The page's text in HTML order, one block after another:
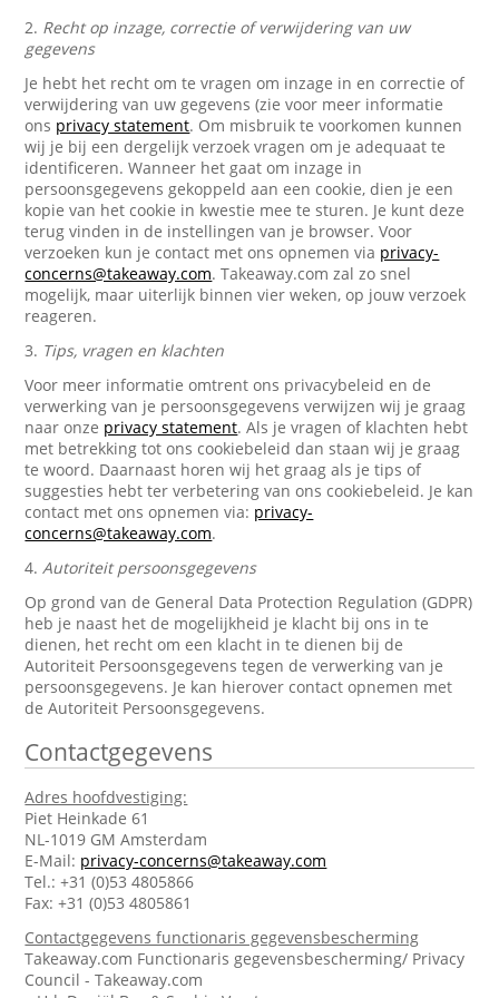
2. Recht op inzage, correctie of verwijdering van uw
gegevens
Je hebt het recht om te vragen om inzage in en correctie of
verwijdering van uw gegevens (zie voor meer informatie
ons privacy statement. Om misbruik te voorkomen kunnen
wij je bij een dergelijk verzoek vragen om je adequaat te
identificeren. Wanneer het gaat om inzage in
persoonsgegevens gekoppeld aan een cookie, dien je een
kopie van het cookie in kwestie mee te sturen. Je kunt deze
terug vinden in de instellingen van je browser. Voor
verzoeken kun je contact met ons opnemen via privacy-
concerns@takeaway.com. Takeaway.com zal zo snel
mogelijk, maar uiterlijk binnen vier weken, op jouw verzoek
reageren.
3. Tips, vragen en klachten
Voor meer informatie omtrent ons privacybeleid en de
verwerking van je persoonsgegevens verwijzen wij je graag
naar onze privacy statement. Als je vragen of klachten hebt
met betrekking tot ons cookiebeleid dan staan wij je graag
te woord. Daarnaast horen wij het graag als je tips of
suggesties hebt ter verbetering van ons cookiebeleid. Je kan
contact met ons opnemen via: privacy-
concerns@takeaway.com.
4.Autoriteit persoonsgegevens
Op grond van de General Data Protection Regulation (GDPR)
heb je naast het de mogelijkheid je klacht bij ons in te
dienen, het recht om een klacht in te dienen bij de
Autoriteit Persoonsgegevens tegen de verwerking van je
persoonsgegevens. Je kan hierover contact opnemen met
de Autoriteit Persoonsgegevens.
Contactgegevens
Adres hoofdvestiging:
Piet Heinkade 61
NL-1019 GM Amsterdam
E-Mail: privacy-concerns@takeaway.com
Tel.: +31 (0)53 4805866
Fax: +31 (0)53 4805861
Contactgegevens functionaris gegevensbescherming
Takeaway.com Functionaris gegevensbescherming/ Privacy
Council - Takeaway.com